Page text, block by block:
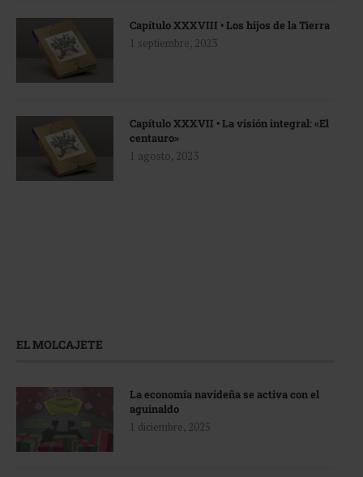
Capítulo XXXVIII • Los hijos de la Tierra
1 septiembre, 2023
Capítulo XXXVII • La visión integral: «El
centauro»
1 agosto, 2023
EL MOLCAJETE
La economía navideña se activa con el
aguinaldo
1 diciembre, 2025